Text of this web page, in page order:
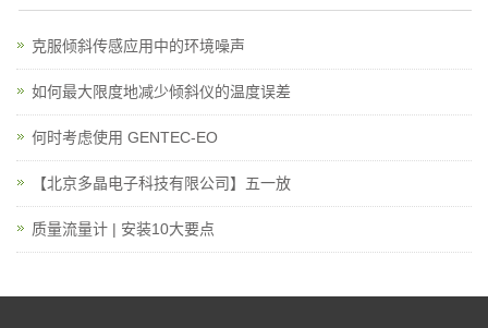
克服倾斜传感应用中的环境噪声
如何最大限度地减少倾斜仪的温度误差
何时考虑使用 GENTEC-EO
【北京多晶电子科技有限公司】五一放
质量流量计 | 安装10大要点